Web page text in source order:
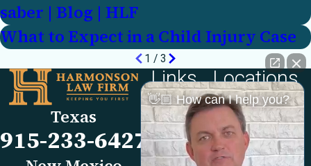
saber | Blog | HLF
What to Expect in a Child Injury Case
1 / 3
Texas
915-233-6427
Links
Our Firm
FAQs
Blog
Reviews
Locations
El Paso Office
501 E. Nevada Ave
El Paso, TX 79902
Map & Directions
👋🏼 How can I help you?